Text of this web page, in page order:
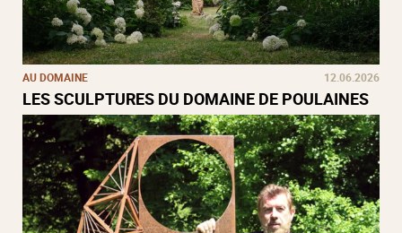
AU DOMAINE 12.06.2026
LES SCULPTURES DU DOMAINE DE POULAINES